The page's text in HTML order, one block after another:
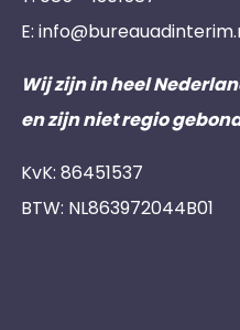
E:
Wij zijn in heel
en zijn niet regio
KvK: 86451537
BTW: NL863972044B01